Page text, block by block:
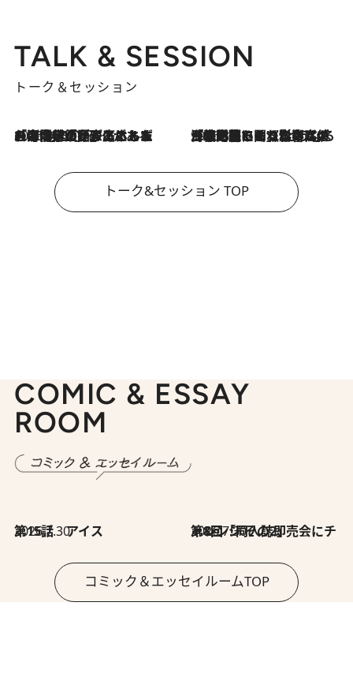
TALK & SESSION
トーク＆セッション
2026.8.3
「今後値上げがあるとすれば…」「リスクがあるのは今年の冬」エネルギー専門家が語る、ホルムズ海峡封鎖が家庭にもたらす“ある心配” 2026.8.3
「住宅建てられない…」「サーチャージ料の高値が続いている」ホルムズ海峡封鎖による影響はいつまで続く？《エネルギー専門家に聞く“どうなる日本の暮らし”》
トーク&セッション TOP
COMIC & ESSAY
ROOM
2026.7.30
第15話 アイス 2026.7.30
第8回「同人誌即売会にチャレンジ その2」
コミック＆エッセイルームTOP